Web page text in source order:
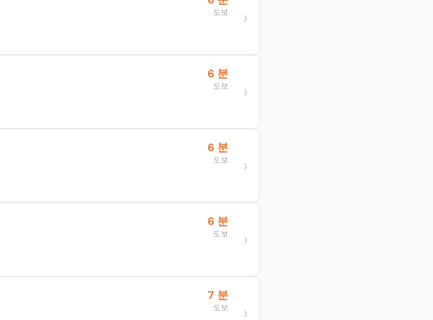
도보
6 분
도보
6 분
도보
6 분
도보
7 분
도보